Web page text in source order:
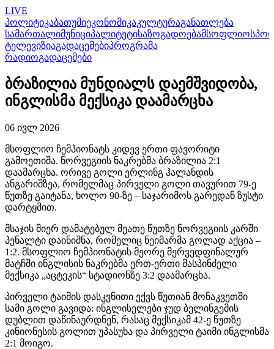
LIVE
პოლიტიკაბათუმიეკონომიკაკულტურაგანათლება
სამართალიმუნიციპალიტეტისაზოგადოებამსოფლიო
ტელევიზიაგადაცემებიპროგრამა
რადიოგადაცემები
ბრაზილია მუნდიალს დაემშვიდობა,
ინგლისმა მექსიკა დაამარცხა
06 ივლ 2026
მსოფლიო ჩემპიონატს კიდევ ერთი ფავორიტი
გამოეთიშა. ნორვეგიის ნაკრებმა ბრაზილია 2:1
დაამარცხა. ორივე გოლი ერლინგ ჰალანდის
ანგარიშზეა, რომელმაც პირველი გოლი თავურით 79-ე
წუთზე გაიტანა, ხოლო 90-ზე – საჯარიმოს გარედან ზუსტი
დარტყმით.
მსაჯის მიერ დამატებულ მეათე წუთზე ნორვეგიის კარში
პენალტი დაინიშნა, რომელიც ნეიმარმა გოლად აქცია –
1:2. მსოფლიო ჩემპიონატის მეორე მერვედფინალურ
მატჩში ინგლისის ნაკრებმა ერთ-ერთი მასპინძელი
მექსიკა „აცტეკის“ სტადიონზე 3:2 დაამარცხა.
პირველი ტაიმის დასკვნითი ექვს წუთიან მონაკვეთში
სამი გოლი გავიდა: ინგლისელები ჯუდ ბელინგემის
დუბლით დაწინაურდნენ, რასაც მექსიკამ 42-ე წუთზე
კინიონესის გოლით უპასუხა და პირველი ტაიმი ინგლისმა
2:1 მოიგო.